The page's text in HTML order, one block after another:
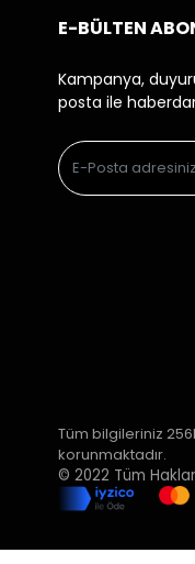
E-BÜLTEN
Kampanya,
posta ile
Tüm bilgileriniz
korunmaktadır.
© 2022 Tüm